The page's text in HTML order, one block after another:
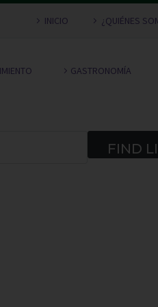
INICIO ¿QUIÉNES
GASTRONOMÍA